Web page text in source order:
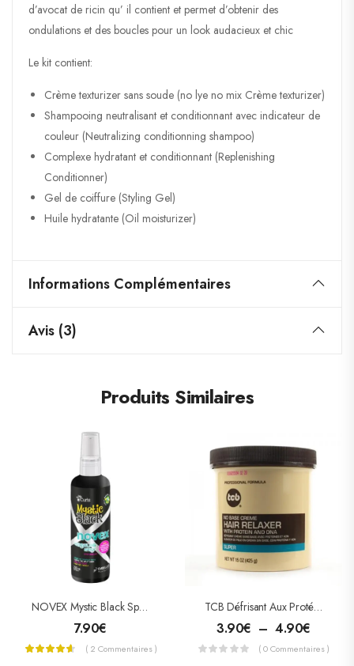
d’avocat de ricin qu’ il contient et permet d’obtenir des
ondulations et des boucles pour un look audacieux et chic
Le kit contient:
Crème texturizer sans soude (no lye no mix Crème texturizer)
Shampooing neutralisant et conditionnant avec indicateur de
couleur (Neutralizing conditionning shampoo)
Complexe hydratant et conditionnant (Replenishing
Conditionner)
Gel de coiffure (Styling Gel)
Huile hydratante (Oil moisturizer)
Informations Complémentaires
Avis (3)
Produits Similaires
NOVEX Mystic Black Spray Démêlant
7.90€
( 2 Commentaires )
TCB Défrisant Aux Protéines Et ADN
3.90€ – 4.90€
( 0 Commentaires )